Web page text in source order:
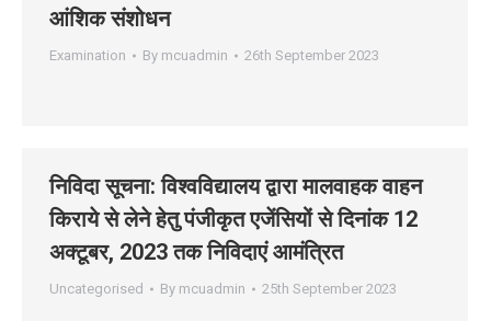
आंशिक संशोधन
Examination By mcuadmin 26th September 2023
निविदा सूचना: विश्‍वविद्यालय द्वारा मालवाहक वाहन
किराये से लेने हेतु पंजीकृत एजेंसियों से दिनांक 12
अक्‍टूबर, 2023 तक निविदाएं आमंत्रित
Uncategorised By mcuadmin 25th September 2023